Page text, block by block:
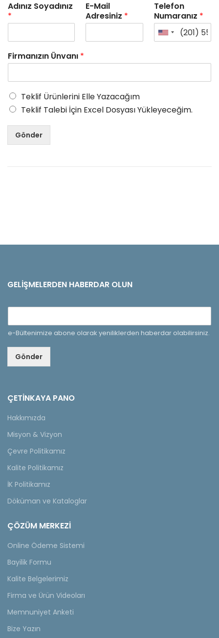
Adınız Soyadınız
*
E-Mail
Adresiniz *
Telefon
Numaranız *
Firmanızın Ünvanı *
Teklif Ürünlerini Elle Yazacağım
Teklif Talebi İçin Excel Dosyası Yükleyeceğim.
Gönder
GELIŞMELERDEN HABERDAR OLUN
e-Bültenimize abone olarak yeniliklerden haberdar olabilirsiniz.
Gönder
ÇETINKAYA PANO
Hakkımızda
Misyon & Vizyon
Çevre Politikamız
Kalite Politikamız
İK Politikamız
Döküman ve Kataloglar
ÇÖZÜM MERKEZİ
Online Ödeme Sistemi
Bayilik Formu
Kalite Belgelerimiz
Firma ve Ürün Videoları
Memnuniyet Anketi
Bize Yazın